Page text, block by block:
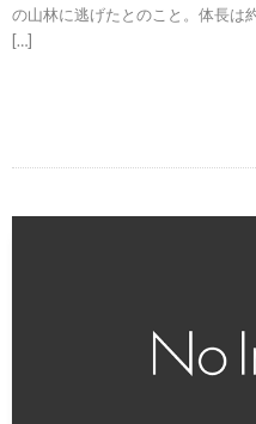
の山林に逃げたとのこと。体長は
[…]